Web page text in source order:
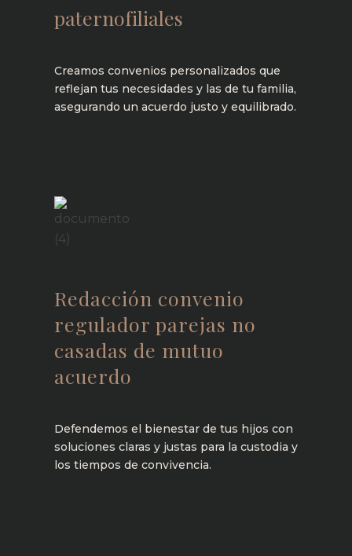
paternofiliales
Creamos convenios personalizados que
reflejan tus necesidades y las de tu familia,
asegurando un acuerdo justo y equilibrado.
Redacción convenio
regulador parejas no
casadas de mutuo
acuerdo
Defendemos el bienestar de tus hijos con
soluciones claras y justas para la custodia y
los tiempos de convivencia.